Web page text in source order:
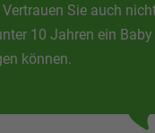
Sie auch
10 Jahren ein Baby
können.